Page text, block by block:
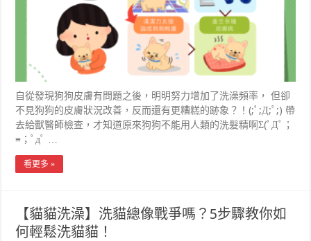
自從發現狗狗皮膚有問題之後，明明努力增加了洗澡頻率， 但卻
不見狗狗的皮膚狀況改善，反而還有更糟糕的跡象？！(;ﾟ;Д;ﾟ;) 帶
去給獸醫師檢查，才知道原來狗狗不能用人類的洗髮精啊Σ(ﾟДﾟ；
≡；ﾟдﾟ …
看更多 »
【貓貓洗澡】洗貓總像戰爭嗎？5步驟教你如
何輕鬆洗貓貓！